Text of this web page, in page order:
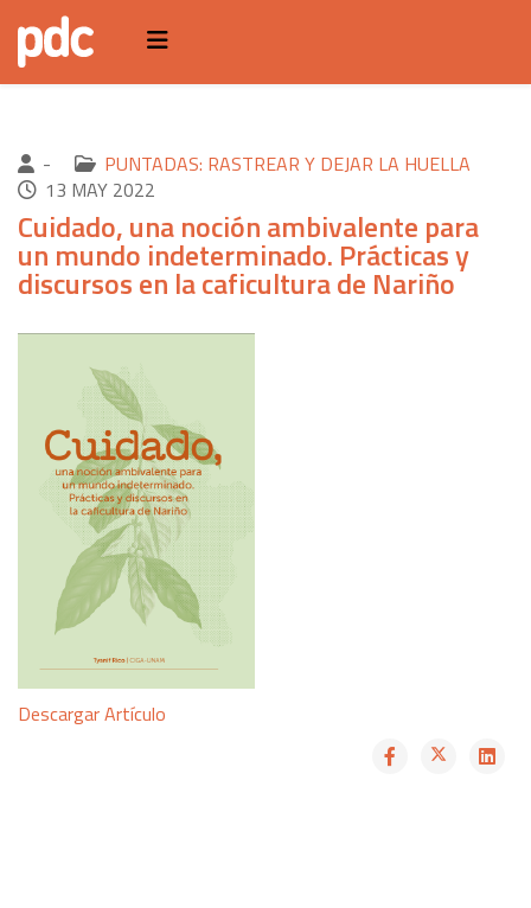
-
PUNTADAS: RASTREAR Y DEJAR LA HUELLA
13 MAY 2022
Cuidado, una noción ambivalente para
un mundo indeterminado. Prácticas y
discursos en la caficultura de Nariño
Descargar Artículo